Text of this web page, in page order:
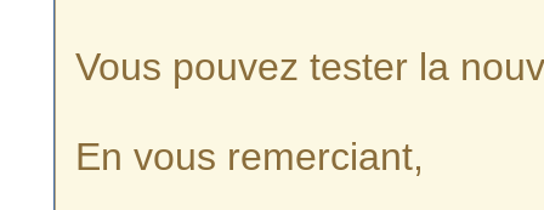
Vous pouvez tester la
En vous remerciant,